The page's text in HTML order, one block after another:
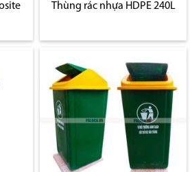
Thùng rác nhựa HDPE 240L